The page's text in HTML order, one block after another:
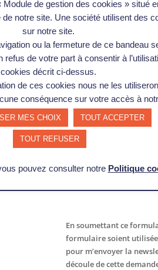
En soumettant ce
formulaire soient
pour m’envoyer la
découle de cette
Module de gestion des cookies » situé
de notre site. Une société utilisent des
sur notre site.
ou la fermeture de ce bandeau
de votre part à consentir à
cookies décrit ci-dessus.
de ces cookies nous ne les
conséquence sur votre accès à
MES CHOIX TOUT ACCEPTER
TOUT REFUSER
pouvez consulter notre Politique